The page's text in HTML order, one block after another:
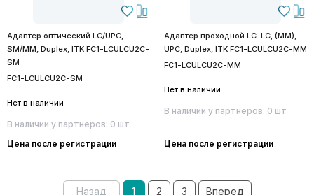
Адаптер оптический LC/UPC,
SM/MM, Duplex, ITK FC1-LCULCU2C-
SM
FC1-LCULCU2C-SM
Нет в наличии
В наличии у партнеров: 0 шт
Цена после регистрации
Адаптер проходной LC-LC, (MM),
UPC, Duplex, ITK FC1-LCULCU2C-MM
FC1-LCULCU2C-MM
Нет в наличии
В наличии у партнеров: 0 шт
Цена после регистрации
Назад 1 2 3 Вперед